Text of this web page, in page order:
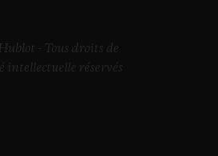
- Tous droits de
intellectuelle réservés